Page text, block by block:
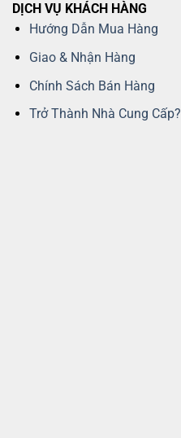
DỊCH VỤ KHÁCH HÀNG
Hướng Dẫn Mua Hàng
Giao & Nhận Hàng
Chính Sách Bán Hàng
Trở Thành Nhà Cung Cấp?